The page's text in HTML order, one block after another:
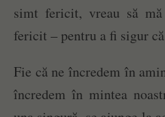
simt fericit, vreau să
fericit – pentru a fi sigur
Fie că ne încredem în
încredem în mintea